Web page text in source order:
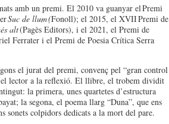
amb un premi. El 2010 va guanyar el Premi
Suc de llum (Fonoll); el 2015, el XVII Premi de
alt(Pagès Editors), i el 2021, el Premi de
Ferrater i el Premi de Poesia Crítica Serra
el jurat del premi, convenç pel “gran control
lector a la reflexió. El llibre, el trobem dividit
la primera, unes quartetes d’estructura
la segona, el poema llarg “Duna”, que ens
sonets colpidors dedicats a la mort del pare.